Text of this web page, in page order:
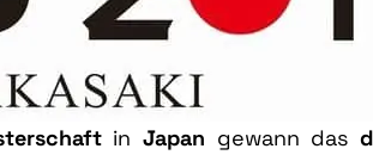
inJapan gewann das